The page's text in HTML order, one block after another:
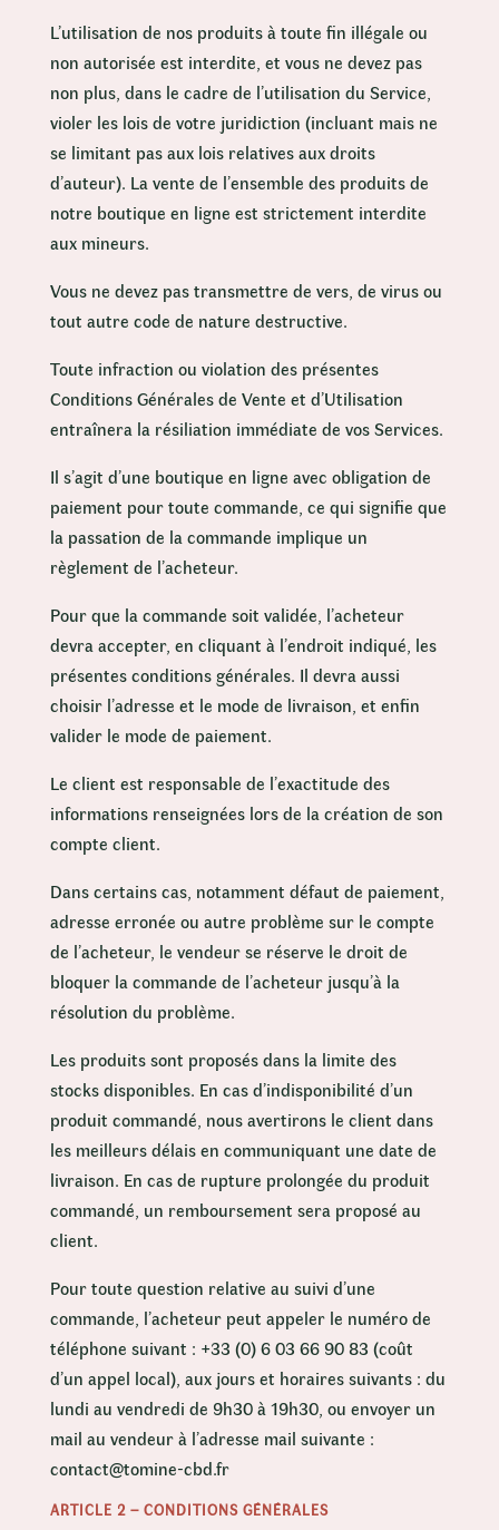
L’utilisation de nos produits à toute fin illégale ou
non autorisée est interdite, et vous ne devez pas
non plus, dans le cadre de l’utilisation du Service,
violer les lois de votre juridiction (incluant mais ne
se limitant pas aux lois relatives aux droits
d’auteur). La vente de l’ensemble des produits de
notre boutique en ligne est strictement interdite
aux mineurs.
Vous ne devez pas transmettre de vers, de virus ou
tout autre code de nature destructive.
Toute infraction ou violation des présentes
Conditions Générales de Vente et d’Utilisation
entraînera la résiliation immédiate de vos Services.
Il s’agit d’une boutique en ligne avec obligation de
paiement pour toute commande, ce qui signifie que
la passation de la commande implique un
règlement de l’acheteur.
Pour que la commande soit validée, l’acheteur
devra accepter, en cliquant à l’endroit indiqué, les
présentes conditions générales. Il devra aussi
choisir l’adresse et le mode de livraison, et enfin
valider le mode de paiement.
Le client est responsable de l’exactitude des
informations renseignées lors de la création de son
compte client.
Dans certains cas, notamment défaut de paiement,
adresse erronée ou autre problème sur le compte
de l’acheteur, le vendeur se réserve le droit de
bloquer la commande de l’acheteur jusqu’à la
résolution du problème.
Les produits sont proposés dans la limite des
stocks disponibles. En cas d’indisponibilité d’un
produit commandé, nous avertirons le client dans
les meilleurs délais en communiquant une date de
livraison. En cas de rupture prolongée du produit
commandé, un remboursement sera proposé au
client.
Pour toute question relative au suivi d’une
commande, l’acheteur peut appeler le numéro de
téléphone suivant : +33 (0) 6 03 66 90 83 (coût
d’un appel local), aux jours et horaires suivants : du
lundi au vendredi de 9h30 à 19h30, ou envoyer un
mail au vendeur à l’adresse mail suivante :
contact@tomine-cbd.fr
ARTICLE 2 – CONDITIONS GÉNÉRALES